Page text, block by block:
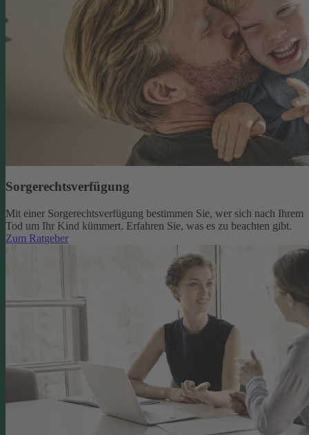
Sorgerechtsverfügung
Mit einer Sorgerechtsverfügung bestimmen Sie, wer sich nach Ihrem
Tod um Ihr Kind kümmert. Erfahren Sie, was es zu beachten gibt.
Zum Ratgeber